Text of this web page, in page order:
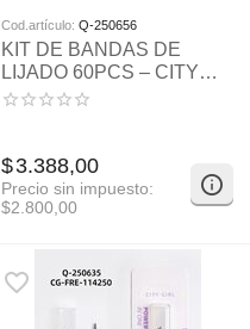
Cod.artículo: Q-250656
KIT DE BANDAS DE
LIJADO 60PCS – CITY
GIRL
$3.388,00
Precio sin impuesto:
$2.800,00